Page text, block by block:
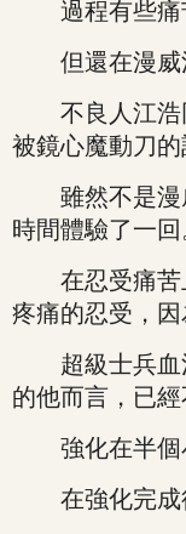
過程有些痛
但還在漫威
不良人江浩
被鏡心魔動刀的
雖然不是漫
時間體驗了一回
在忍受痛苦
疼痛的忍受，因
超級士兵血
的他而言，已經
強化在半個
在強化完成